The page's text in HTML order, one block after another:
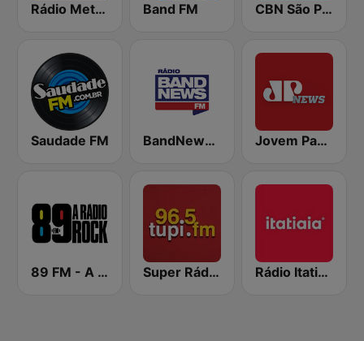
Rádio Metropolitana 98.5 FM Band FM CBN São Paulo
Saudade FM BandNews FM - 96.9 SP Jovem Pan News
89 FM - A Rádio Rock Super Rádio Tupi Rádio Itatiaia FM